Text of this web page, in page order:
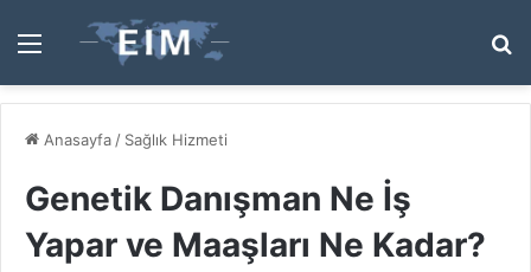
Menü
...
Anasayfa / Sağlık Hizmeti
Genetik Danışman Ne İş
Yapar ve Maaşları Ne Kadar?